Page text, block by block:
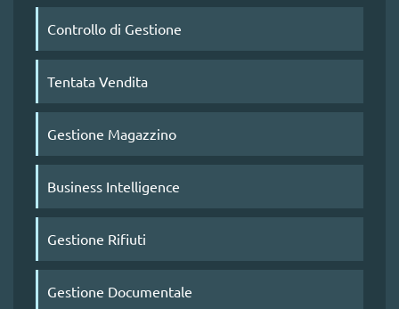
Controllo di Gestione
Tentata Vendita
Gestione Magazzino
Business Intelligence
Gestione Rifiuti
Gestione Documentale